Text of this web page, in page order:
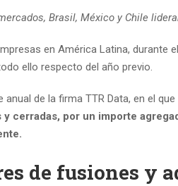
Brasil, México y Chile
en América Latina, durante
ello respecto del año previo.
de la firma TTR Data, en el
cerradas, por un importe
de fusiones y